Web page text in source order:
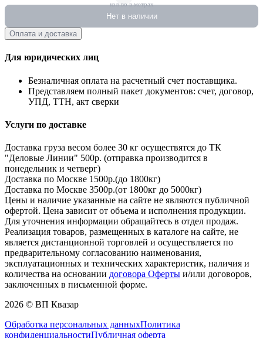
кол-во в метрах
Нет в наличии
Оплата и доставка
Для юридических лиц
Безналичная оплата на расчетный счет поставщика.
Представляем полный пакет документов: счет, договор,
УПД, ТТН, акт сверки
Услуги по доставке
Доставка груза весом более 30 кг осуществятся до ТК
"Деловые Линии" 500р. (отправка производится в
понедельник и четверг)
Доставка по Москве 1500р.(до 1800кг)
Доставка по Москве 3500р.(от 1800кг до 5000кг)
Цены и наличие указанные на сайте не являются публичной
офертой. Цена зависит от объема и исполнения продукции.
Для уточнения информации обращайтесь в отдел продаж.
Реализация товаров, размещенных в каталоге на сайте, не
является дистанционной торговлей и осуществляется по
предварительному согласованию наименования,
эксплуатационных и технических характеристик, наличия и
количества на основании договора Оферты и/или договоров,
заключенных в письменной форме.
2026 © ВП Квазар
Обработка персональных данныхПолитика
конфиденциальностиПубличная оферта